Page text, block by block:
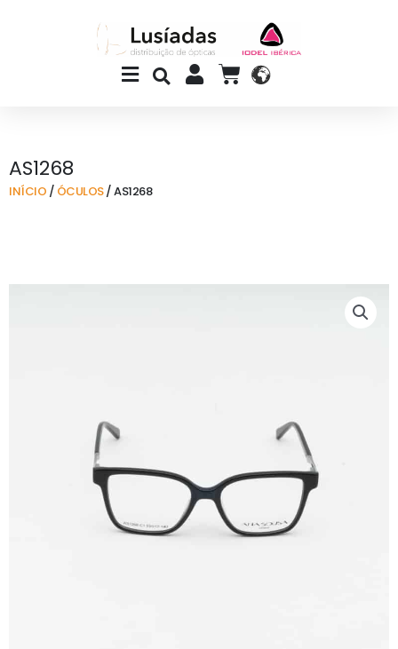
Main
Menu
CART
AS1268
INÍCIO / ÓCULOS/ AS1268